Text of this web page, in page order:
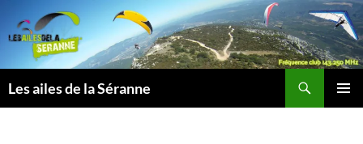
contenu
Les ailes de la Séranne